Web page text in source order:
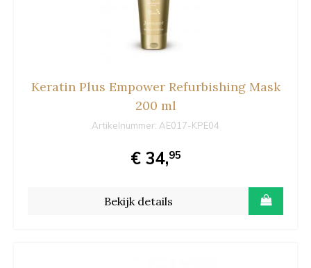
Keratin Plus Empower Refurbishing Mask
200 ml
Artikelnummer: AE017-KPE04
€ 34,95
Bekijk details